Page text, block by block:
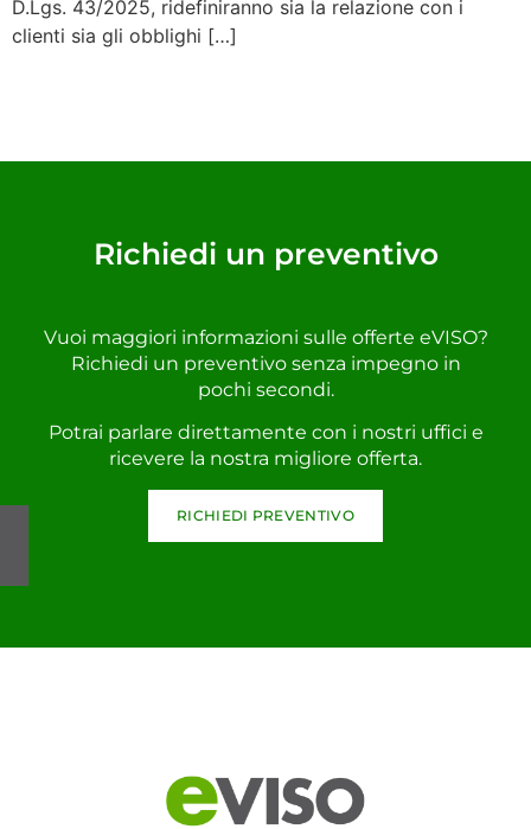
D.Lgs. 43/2025, ridefiniranno sia la relazione con i
clienti sia gli obblighi […]
Richiedi un preventivo
Vuoi maggiori informazioni sulle offerte eVISO?
Richiedi un preventivo senza impegno in
pochi secondi.
Potrai parlare direttamente con i nostri uffici e
ricevere la nostra migliore offerta.
RICHIEDI PREVENTIVO